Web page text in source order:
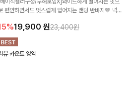
이직컬러구성/부해보임X]와이드하게 떨어지는 핏으
편안하면서도 멋스럽게 입어지는 밴딩 반바지🤎 넉넉
높게 즐겨지는 아이템!
19,900 원23,400원
뷰 카운트 영역